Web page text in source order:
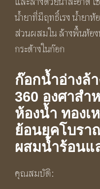
น้ำยาที่มีฤทธิ์เรง น้ำยา
ส่วนผสมใน ล้างพื้นห้อ
กระด้างในก๊อก
ก๊อกน้ำอ่างล้
360 องศาสำ
ห้องน้ำ ทองเ
ย้อนยุคโบรา
ผสมน้ำร้อนแ
คุณสมบัติ: